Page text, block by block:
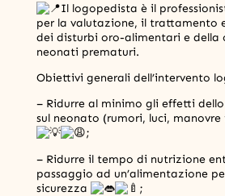
Il logopedista è il
per la valutazione, il trattamento
dei disturbi oro-alimentari e della
neonati prematuri.
Obiettivi generali dell’intervento
– Ridurre al minimo gli effetti
sul neonato (rumori, luci, manovre
;
– Ridurre il tempo di nutrizione
passaggio ad un’alimentazione
sicurezza
;